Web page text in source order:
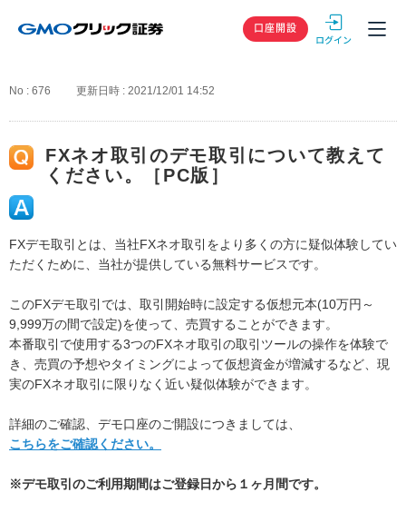
GMOクリック
口座開設
No : 676 更新日時 : 2021/12/01 14:52
FXネオ取引のデモ取引について教えて
ください。［PC版］
FXデモ取引とは、当社FXネオ取引をより多くの方に疑似体験してい
ただくために、当社が提供している無料サービスです。
このFXデモ取引では、取引開始時に設定する仮想元本(10万円～
9,999万の間で設定)を使って、売買することができます。
本番取引で使用する3つのFXネオ取引の取引ツールの操作を体験で
き、売買の予想やタイミングによって仮想資金が増減するなど、現
実のFXネオ取引に限りなく近い疑似体験ができます。
詳細のご確認、デモ口座のご開設につきましては、
こちらをご確認ください。
※デモ取引 のご利用期間はご登録日から１ヶ月間です。